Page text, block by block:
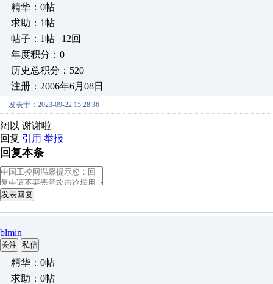
精华：0帖
求助：1帖
帖子：1帖 | 12回
年度积分：0
历史总积分：520
注册：2006年6月08日
发表于：2023-09-22 15:28:36
阔以 谢谢啦
回复 引用 举报
回复本条
发表回复
blmin
关注 私信
精华：0帖
求助：0帖